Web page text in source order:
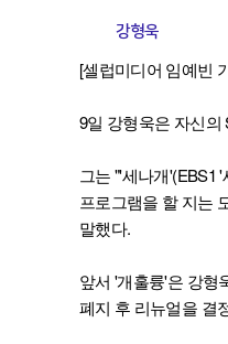
강형욱
[셀럽미디어 임예빈
9일 강형욱은 자신의
그는 "'세나개'(EBS1
프로그램을 할 지는
말했다.
앞서 '개훌륭'은 강형
폐지 후 리뉴얼을 결